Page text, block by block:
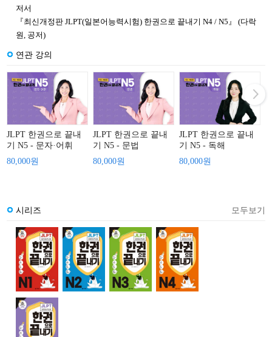
저서
『최신개정판 JLPT(일본어능력시험) 한권으로 끝내기 N4 / N5』 (다락
원, 공저)
연관 강의
JLPT 한권으로 끝내
기 N5 - 문자·어휘
80,000원
JLPT 한권으로 끝내
기 N5 - 문법
80,000원
JLPT 한권으로 끝내
기 N5 - 독해
80,000원
시리즈 모두보기